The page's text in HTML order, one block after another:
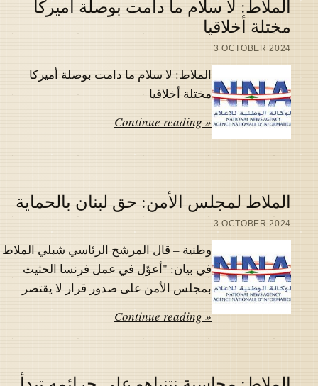
الملاط: لا سلام ما دامت بوصلة أميركا
مختلة أخلاقيا
3 OCTOBER 2024
الملاط: لا سلام ما دامت بوصلة أميركا
مختلة أخلاقيا
Continue reading »
الملاط لمجلس الأمن: حق لبنان بالحماية
3 OCTOBER 2024
وطنية – قال المرشح الرئاسي شبلي الملاط
في بيان: "أعوّل في عمل فرنسا الحثيث
بمجلس الأمن على صدور قرار لا يقتصر
Continue reading »